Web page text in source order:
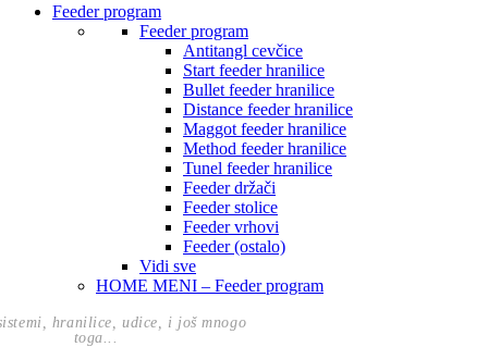
Feeder program
Feeder program
Antitangl cevčice
Start feeder hranilice
Bullet feeder hranilice
Distance feeder hranilice
Maggot feeder hranilice
Method feeder hranilice
Tunel feeder hranilice
Feeder držači
Feeder stolice
Feeder vrhovi
Feeder (ostalo)
Vidi sve
HOME MENI – Feeder program
hranilice, udice, i još mnogo
toga...